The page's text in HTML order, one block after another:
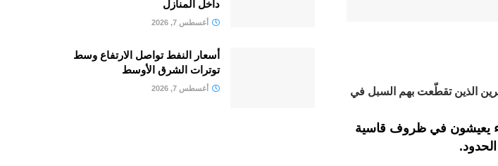
الذين تقطّعت بهم السبل في
يعيشون في ظروف قاسية
داخل المنازل
أغسطس 7, 2026
أسعار النفط تواصل الارتفاع وسط
توترات الشرق الأوسط
أغسطس 7, 2026